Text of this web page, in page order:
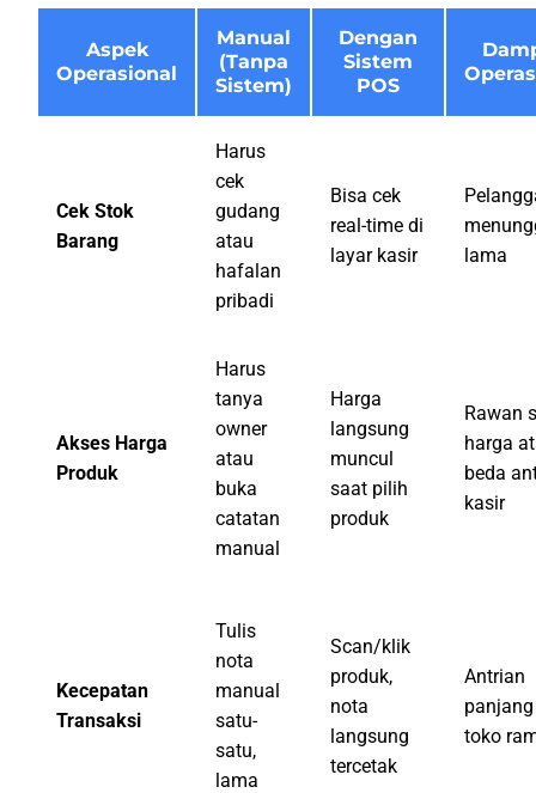
Aspek
Operasional
Manual
(Tanpa
Sistem)
Dengan
Sistem
POS
Cek Stok
Barang
Harus
cek
gudang
atau
hafalan
pribadi
Bisa cek
real-time di
layar kasir
lama
Akses Harga
Produk
Harus
tanya
owner
atau
buka
catatan
manual
Harga
langsung
muncul
saat pilih
produk
Rawan
harga
beda
kasir
Kecepatan
Transaksi
Tulis
nota
manual
satu-
satu,
lama
Scan/klik
produk,
nota
langsung
tercetak
Antrian
toko